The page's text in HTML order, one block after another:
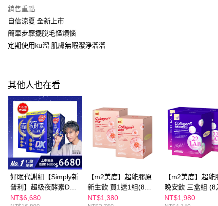
AFTEE先享後付
相關說明
【關於「AFTEE先享後付」】
AFTEE先享後付是「在收到商品之後才付款」的支付方式。 讓您購物簡單
【「AFTEE先享後付」結帳流程】
１．於結帳方式選擇「AFTEE先享後付」後，將跳轉至「AFTEE先享後付」
結帳頁面，進行簡訊認證並確認金額後，即可完成結帳。
２．訂單成立數日內，您將收到繳費通知簡訊。
３．收到繳費通知簡訊後14天內，點擊此簡訊中的連結，可透過四大超商／
ATM／網路銀行／等多元方式進行付款，方視為交易完成。
※ 請注意：結帳手續完成當下不需立刻繳費，但若您需要取消訂單，請聯絡
購買商品的店家。未經商家同意取消之訂單仍視為有效，需透過AFTEE先享
後付繳納相關費用。
※ 交易是否成功請以「AFTEE先享後付 」之結帳頁面顯示為準，若有關於
是否繳費成功／繳費後需取消欲退款等相關疑問，請聯繫「AFTEE先享後付
客戶支援中心」https://netprotections.freshdesk.com/support/home
ATM付款
全家付款取貨
付款後全家取貨
每筆NT$100，滿NT$600(含以上)免運費
萊爾富取貨付款
每筆NT$100，滿NT$600(含以上)免運費
付款後萊爾富取貨
每筆NT$100，滿NT$600(含以上)免運費
銷售重點
自信涼夏 全新上市
簡單步驟擺脫毛怪煩惱
定期使用ku溜 肌膚無暇潔淨溜溜
其他人也在看
好眠代謝組【Simply新
普利】超級夜酵素DX
100錠/盒x3盒 木村拓
NT$6,680
【m2美度】超能膠原
新生飲 買1送1組(8入/
盒.孫藝珍代言-膠原蛋
NT$1,380
【m2美度】超能
晚安飲 三盒組 (8
NT$1,980